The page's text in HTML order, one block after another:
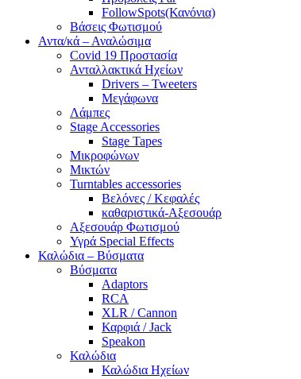
FollowSpots(Κανόνια)
Βάσεις Φωτισμού
Αντα/κά – Αναλώσιμα
Covid 19 Προστασία
Ανταλλακτικά Ηχείων
Drivers – Tweeters
Μεγάφωνα
Λάμπες
Stage Accessories
Stage Tapes
Μικροφώνων
Μικτών
Turntables accessories
Βελόνες / Κεφαλές
καθαριστικά-Αξεσουάρ
Αξεσουάρ Φωτισμού
Υγρά Special Effects
Καλώδια – Βύσματα
Βύσματα
Adaptors
RCA
XLR / Cannon
Καρφιά / Jack
Speakon
Καλώδια
Καλώδια Ηχείων